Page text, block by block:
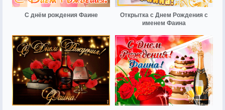
С днём рождения Фаине
Открытка с Днем Рождения с
именем Фаина